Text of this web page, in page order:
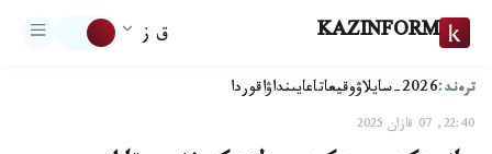
KAZINFORM ق ز
ترەند:2026-سايلاۋ وقيعاتاعايىنداۋاقوردا
22:40, 07 قازان 2025